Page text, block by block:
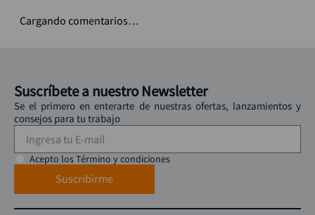
Cargando comentarios…
Suscríbete a nuestro Newsletter
Se el primero en enterarte de nuestras ofertas, lanzamientos y
consejos para tu trabajo
Acepto los Término y condiciones
Suscribirme